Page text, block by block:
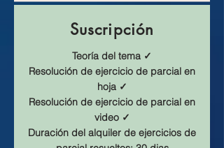
Suscripción
Teoría del tema ✓
Resolución de ejercicio de parcial en
hoja ✓
Resolución de ejercicio de parcial en
video ✓
Duración del alquiler de ejercicios de